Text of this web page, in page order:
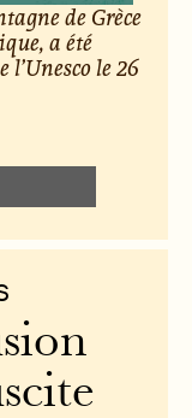
de Grèce
a été
le 26